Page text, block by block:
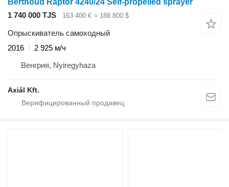
Berthoud Raptor 4240/24 Self-propelled sprayer
1 740 000 TJS
163 400 € ≈ 188 800 $
Опрыскиватель самоходный
2016
2 925 м/ч
Венгрия, Nyiregyhaza
Axiál Kft.